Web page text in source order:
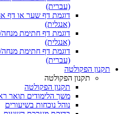
(עברית)
דוגמת דף שער או דף
(אנגלית)
דוגמת דף חתימת
(אנגלית)
דוגמת דף חתימת
(עברית)
תקנון הפקולטה
תקנון הפקולטה
תקנון הפקולטה
משך הלימודים תואר
נוהל נוכחות בשיעורים